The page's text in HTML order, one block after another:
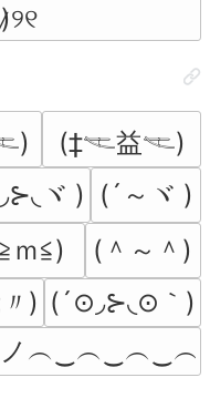
̷)̷୨୧
(‡𓌻益𓌻)
ヾ ) (´～ヾ )
ｍ≦)
(＾～＾)
) (´⊙◞⊱◟⊙｀)
︵‿︵‿︵‿︵